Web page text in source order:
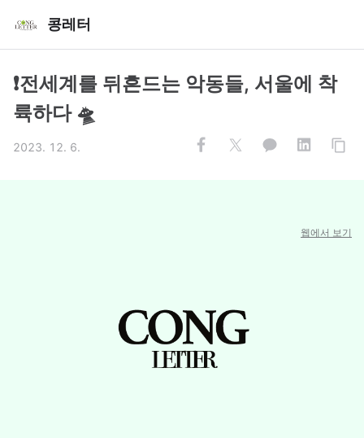
콩레터
❗️전세계를 뒤흔드는 악동들, 서울에 착
륙하다 🛸
2023. 12. 6.
웹에서 보기